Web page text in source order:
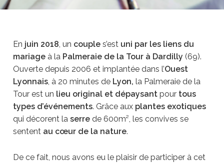
En juin 2018, un couples’est uni par les liens du
mariageà la Palmeraie de la Tour à Dardilly (69).
Ouverte depuis 2006 et implantée dans l’Ouest
Lyonnais, à 20 minutes de Lyon, la Palmeraie de la
Tour est un lieu original et dépaysantpourtous
types d’événements. Grâce aux plantes exotiques
qui décorent la serrede 600m², les convives se
sentent au cœur de la nature.
De ce fait, nous avons eu le plaisir de participer à cet